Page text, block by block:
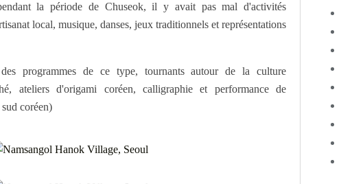
la période de Chuseok, il y avait pas mal d'activités
local, musique, danses, jeux traditionnels et représentations
programmes de ce type, tournants autour de la culture
ateliers d'origami coréen, calligraphie et performance de
coréen)